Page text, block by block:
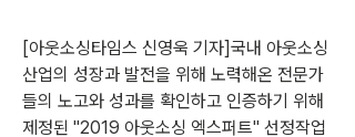
[아웃소싱타임스 신영욱 기자]국내 아웃소싱
산업의 성장과 발전을 위해 노력해온 전문가
들의 노고와 성과를 확인하고 인증하기 위해
제정된 "2019 아웃소싱 엑스퍼트" 선정작업